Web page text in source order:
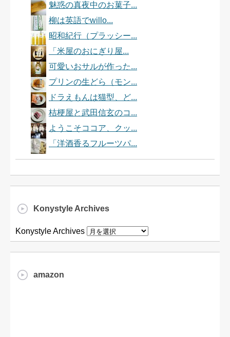
魅惑の真夜中のお菓子...
柳は英語でwillo...
昭和紀行（プラッシー...
「米屋のおにぎり屋...
可愛いおサルが作った...
プリンの生どら（モン...
ドラえもんは猫型、ど...
桔梗屋と武田信玄のコ...
ようこそココア、クッ...
「洋酒香るフルーツパ...
Konystyle Archives
Konystyle Archives
amazon